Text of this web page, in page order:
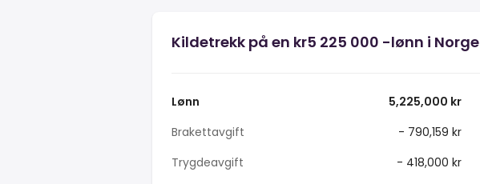
Kildetrekk på en kr5 225 000 -lønn i Norge
Lønn
5,225,000 kr
Brakettavgift
- 790,159 kr
Trygdeavgift
- 418,000 kr